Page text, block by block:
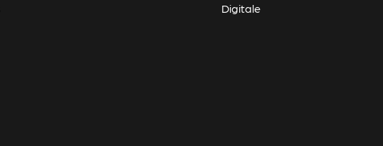
Digitale